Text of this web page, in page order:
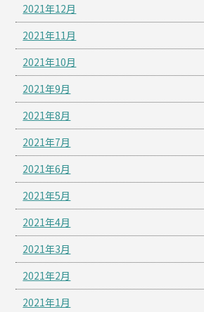
2021年12月
2021年11月
2021年10月
2021年9月
2021年8月
2021年7月
2021年6月
2021年5月
2021年4月
2021年3月
2021年2月
2021年1月